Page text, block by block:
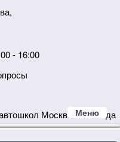
- 16:00
Москвы 2024 года
Меню